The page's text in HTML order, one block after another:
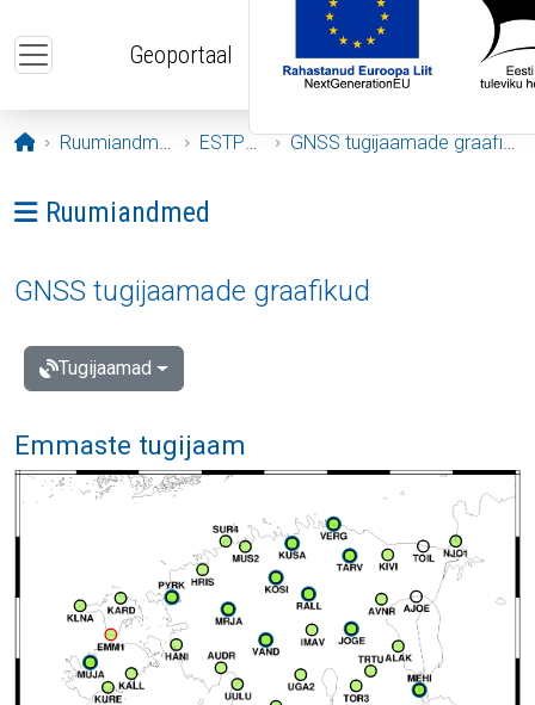
Geoportaal
Avaleht
Ruumiandmed ESTPOS GNSS tugijaamade graafikud
Ava menüü: Ruumiandmed
Ruumiandmed
GNSS tugijaamade graafikud
Tugijaamad
Emmaste tugijaam